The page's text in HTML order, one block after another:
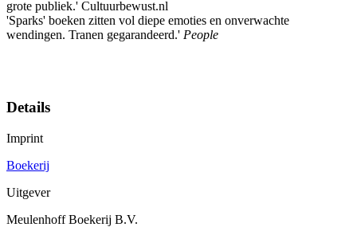
grote publiek.' Cultuurbewust.nl
'Sparks' boeken zitten vol diepe emoties en onverwachte
wendingen. Tranen gegarandeerd.' People
Details
Imprint
Boekerij
Uitgever
Meulenhoff Boekerij B.V.